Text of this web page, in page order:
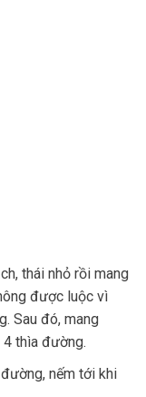
thái nhỏ rồi mang
được luộc vì
Sau đó, mang
4 thìa đường.
nếm tới khi